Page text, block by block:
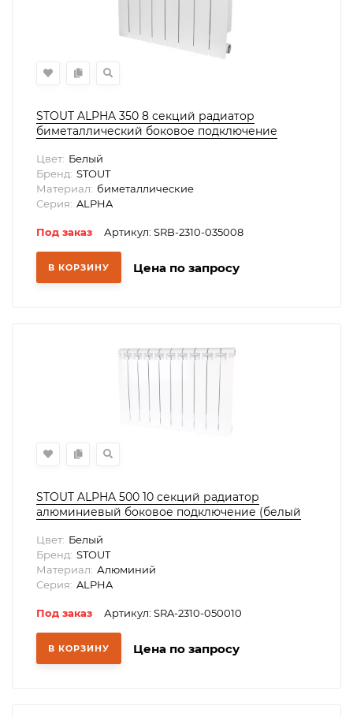
STOUT ALPHA 350 8 секций радиатор
биметаллический боковое подключение
Цвет: Белый
Бренд: STOUT
Материал: биметаллические
Серия: ALPHA
Под заказ Артикул: SRB-2310-035008
В КОРЗИНУ Цена по запросу
STOUT ALPHA 500 10 секций радиатор
алюминиевый боковое подключение (белый
Цвет: Белый
Бренд: STOUT
Материал: Алюминий
Серия: ALPHA
Под заказ Артикул: SRA-2310-050010
В КОРЗИНУ Цена по запросу